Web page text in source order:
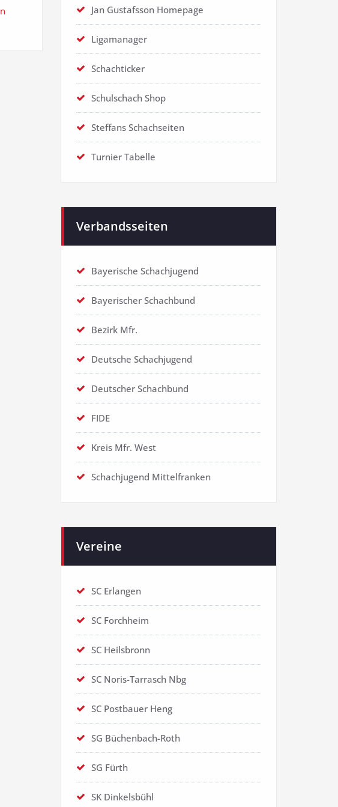
Jan Gustafsson Homepage
Ligamanager
Schachticker
Schulschach Shop
Steffans Schachseiten
Turnier Tabelle
Verbandsseiten
Bayerische Schachjugend
Bayerischer Schachbund
Bezirk Mfr.
Deutsche Schachjugend
Deutscher Schachbund
FIDE
Kreis Mfr. West
Schachjugend Mittelfranken
Vereine
SC Erlangen
SC Forchheim
SC Heilsbronn
SC Noris-Tarrasch Nbg
SC Postbauer Heng
SG Büchenbach-Roth
SG Fürth
SK Dinkelsbühl